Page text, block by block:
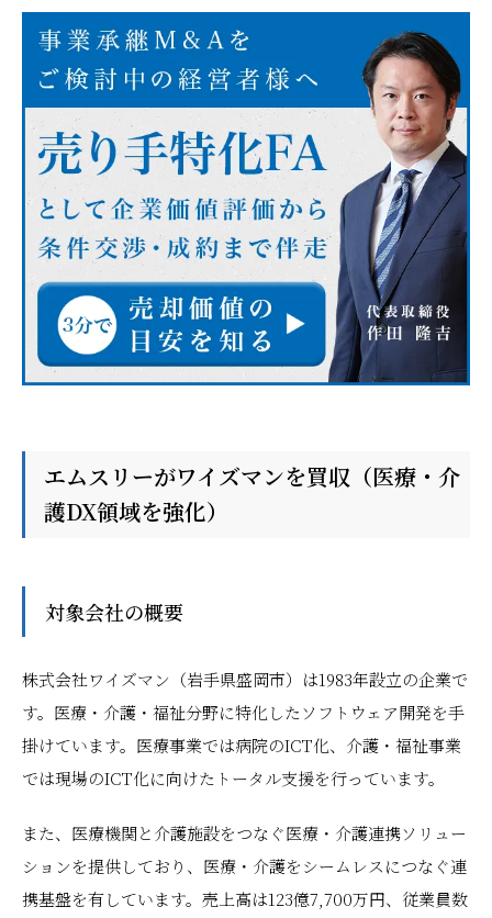
エムスリーがワイズマンを買収（医療・介
護DX領域を強化）
対象会社の概要
株式会社ワイズマン（岩手県盛岡市）は1983年設立の企業で
す。医療・介護・福祉分野に特化したソフトウェア開発を手
掛けています。医療事業では病院のICT化、介護・福祉事業
では現場のICT化に向けたトータル支援を行っています。
また、医療機関と介護施設をつなぐ医療・介護連携ソリュー
ションを提供しており、医療・介護をシームレスにつなぐ連
携基盤を有しています。売上高は123億7,700万円、従業員数